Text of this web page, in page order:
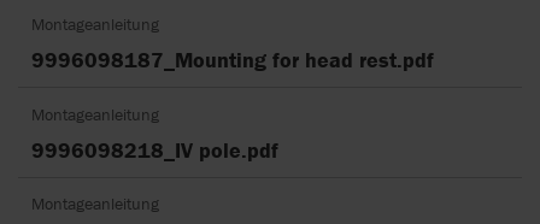
Montageanleitung
9996098187_Mounting for head rest.pdf
Montageanleitung
9996098218_IV pole.pdf
Montageanleitung